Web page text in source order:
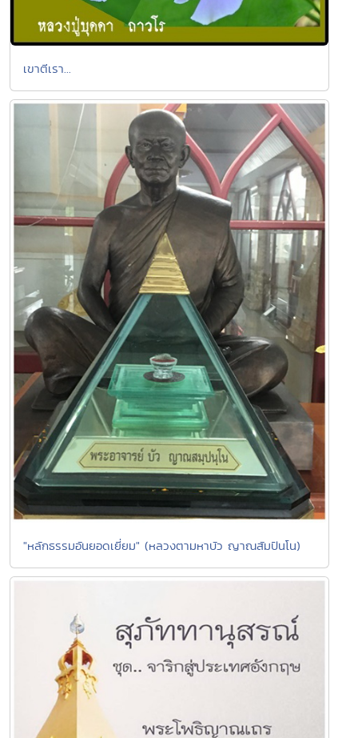
เขาตีเรา...
"หลักธรรมอันยอดเยี่ยม" (หลวงตามหาบัว ญาณสัมปันโน)